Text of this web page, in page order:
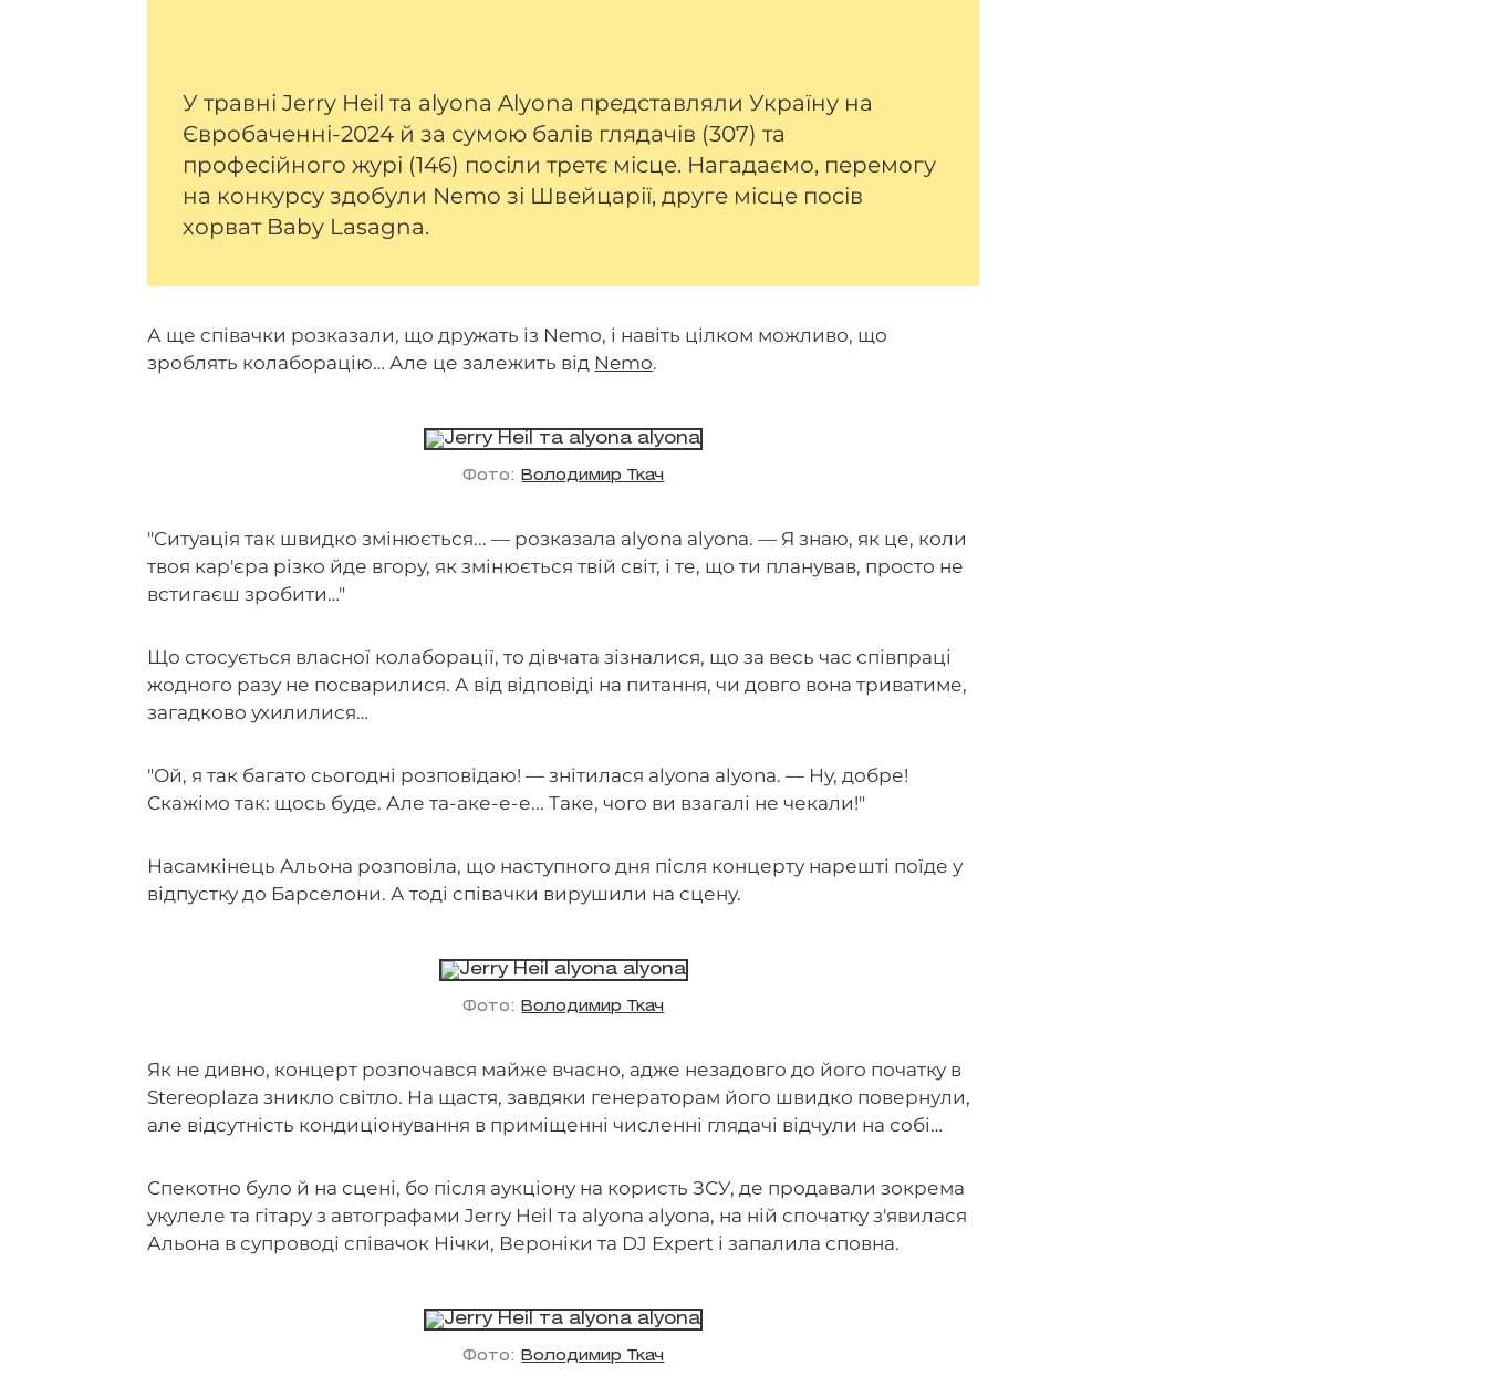
У травні Jerry Heil та alyona Alyona представляли Україну на
Євробаченні-2024 й за сумою балів глядачів (307) та
професійного журі (146) посіли третє місце. Нагадаємо, перемогу
на конкурсу здобули Nemo зі Швейцарії, друге місце посів
хорват Baby Lasagna.
А ще співачки розказали, що дружать із Nemo, і навіть цілком можливо, що
зроблять колаборацію… Але це залежить від Nemo.
Фото: Володимир Ткач
"Cитуація так швидко змінюється... — розказала alyona alyona. — Я знаю, як це, коли
твоя кар'єра різко йде вгору, як змінюється твій світ, і те, що ти планував, просто не
встигаєш зробити…"
Що стосується власної колаборації, то дівчата зізналися, що за весь час співпраці
жодного разу не посварилися. А від відповіді на питання, чи довго вона триватиме,
загадково ухилилися…
"Ой, я так багато сьогодні розповідаю! — знітилася alyona alyona. — Ну, добре!
Скажімо так: щось буде. Але та-аке-е-е... Таке, чого ви взагалі не чекали!"
Насамкінець Альона розповіла, що наступного дня після концерту нарешті поїде у
відпустку до Барселони. А тоді співачки вирушили на сцену.
Фото: Володимир Ткач
Як не дивно, концерт розпочався майже вчасно, адже незадовго до його початку в
Stereoplaza зникло світло. На щастя, завдяки генераторам його швидко повернули,
але відсутність кондиціонування в приміщенні численні глядачі відчули на собі…
Спекотно було й на сцені, бо після аукціону на користь ЗСУ, де продавали зокрема
укулеле та гітару з автографами Jerry Heil та alyona alyona, на ній спочатку з'явилася
Альона в супроводі співачок Нічки, Вероніки та DJ Eхpert і запалила сповна.
Фото: Володимир Ткач